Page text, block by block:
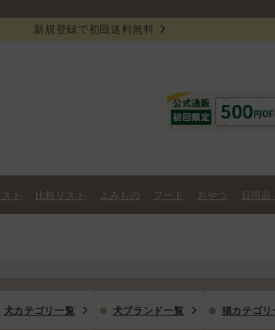
新規登録で初回送料無料
ト 比較リスト よみもの フード おやつ 日用品
犬カテゴリ一覧 犬ブランド一覧 猫カテゴリ